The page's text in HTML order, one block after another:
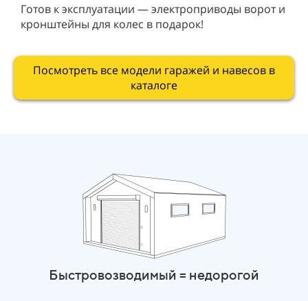
Готов к эксплуатации — электроприводы ворот и
кронштейны для колес в подарок!
Посмотреть все модели гаражей и навесов в
каталоге
Быстровозводимый = недорогой